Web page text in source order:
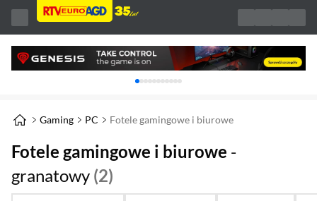
Karuzela z banerami, aktualny element 1 z
Gaming PC Fotele gamingowe i biurowe
Fotele gamingowe i biurowe -
granatowy (2)